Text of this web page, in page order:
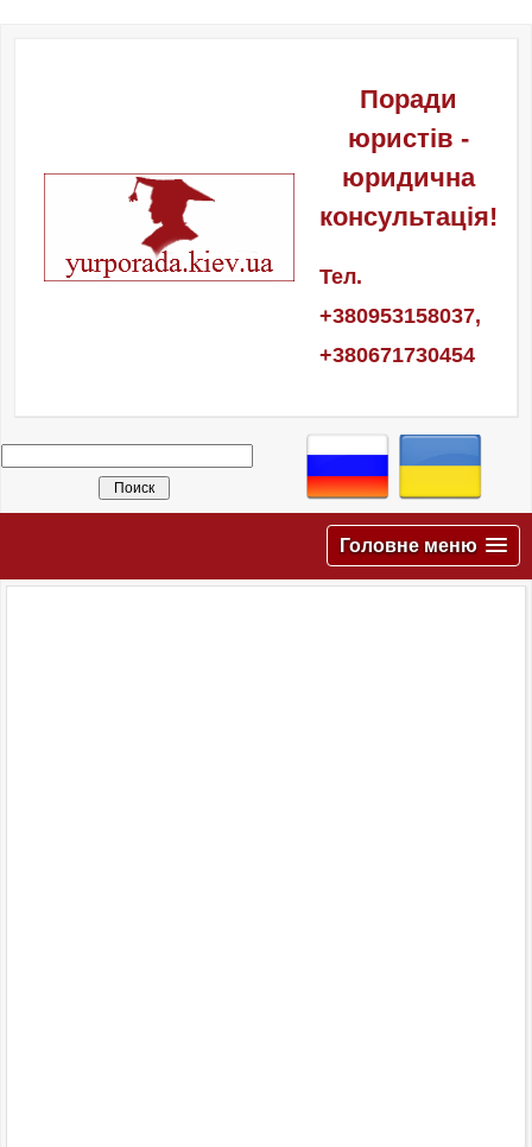
Поради
юристів -
юридична
консультація!
Тел.
+380953158037,
+380671730454
Головне меню